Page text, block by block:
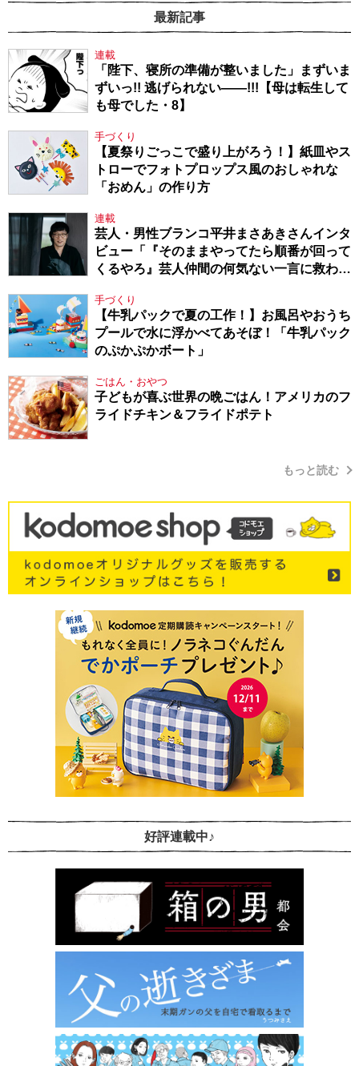
最新記事
連載
「陛下、寝所の準備が整いました」まずいま
ずいっ!! 逃げられない――!!!【母は転生して
も母でした・8】
手づくり
【夏祭りごっこで盛り上がろう！】紙皿やス
トローでフォトプロップス風のおしゃれな
「おめん」の作り方
連載
芸人・男性ブランコ平井まさあきさんインタ
ビュー「『そのままやってたら順番が回って
くるやろ』芸人仲間の何気ない一言に救われ
手づくり
【牛乳パックで夏の工作！】お風呂やおうち
プールで水に浮かべてあそぼ！「牛乳パック
のぷかぷかボート」
ごはん・おやつ
子どもが喜ぶ世界の晩ごはん！アメリカのフ
ライドチキン＆フライドポテト
もっと読む
好評連載中♪